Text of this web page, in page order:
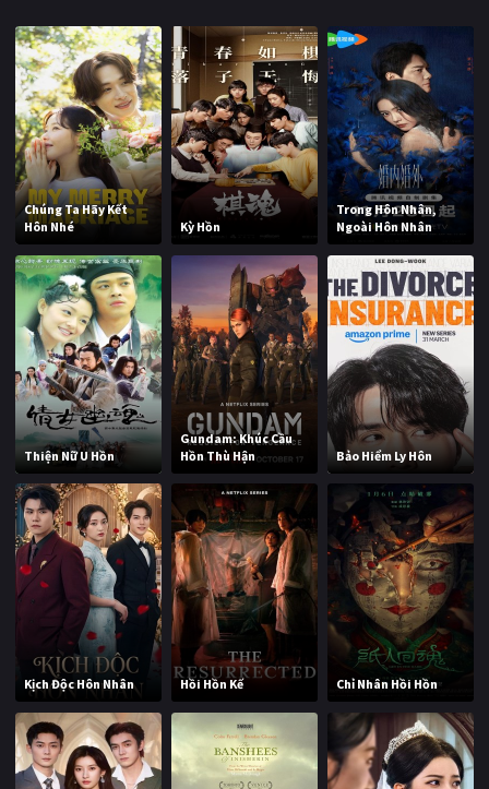
BLOG
Chúng Ta Hãy Kết
Hôn Nhé
Kỳ Hồn
Trong Hôn Nhân,
Ngoài Hôn Nhân
Thiện Nữ U Hồn
Gundam: Khúc Cầu
Hồn Thù Hận
Bảo Hiểm Ly Hôn
Kịch Độc Hôn Nhân Hồi Hồn Kế Chỉ Nhân Hồi Hồn